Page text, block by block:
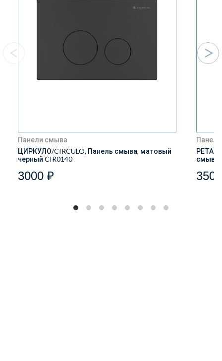
Панели смыва
ЦИРКУЛО/CIRCULO, Панель смыва, матовый
черный CIR0140
3000 ₽
смыва,